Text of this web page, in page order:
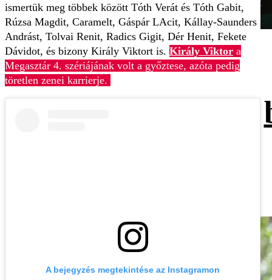
ismertük meg többek között Tóth Verát és Tóth Gabit,
Rúzsa Magdit, Caramelt, Gáspár LAcit, Kállay-Saunders
Andrást, Tolvai Renit, Radics Gigit, Dér Henit, Fekete
Dávidot, és bizony Király Viktort is. Király Viktor a
Megasztár 4. szériájának volt a győztese, azóta pedig
töretlen zenei karrierje.
A bejegyzés megtekintése az Instagramon